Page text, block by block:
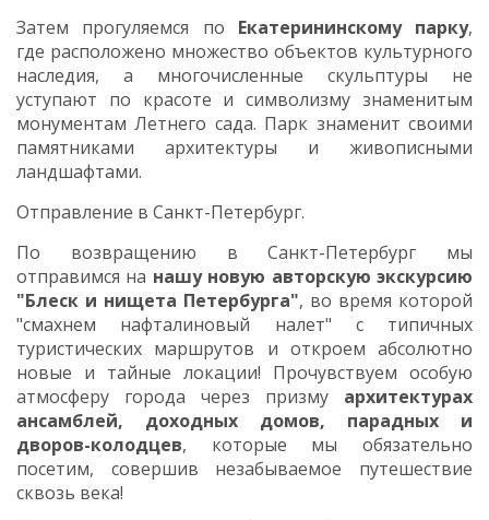
Затем прогуляемся по Екатерининскому парку,
где расположено множество объектов культурного
наследия, а многочисленные скульптуры не
уступают по красоте и символизму знаменитым
монументам Летнего сада. Парк знаменит своими
памятниками архитектуры и живописными
ландшафтами.
Отправление в Санкт-Петербург.
По возвращению в Санкт-Петербург мы
отправимся на нашу новую авторскую экскурсию
"Блеск и нищета Петербурга", во время которой
"смахнем нафталиновый налет" с типичных
туристических маршрутов и откроем абсолютно
новые и тайные локации! Прочувствуем особую
атмосферу города через призму архитектурах
ансамблей, доходных домов, парадных и
дворов-колодцев, которые мы обязательно
посетим, совершив незабываемое путешествие
сквозь века!